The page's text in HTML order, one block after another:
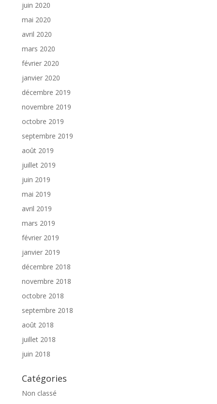
juin 2020
mai 2020
avril 2020
mars 2020
février 2020
janvier 2020
décembre 2019
novembre 2019
octobre 2019
septembre 2019
août 2019
juillet 2019
juin 2019
mai 2019
avril 2019
mars 2019
février 2019
janvier 2019
décembre 2018
novembre 2018
octobre 2018
septembre 2018
août 2018
juillet 2018
juin 2018
Catégories
Non classé